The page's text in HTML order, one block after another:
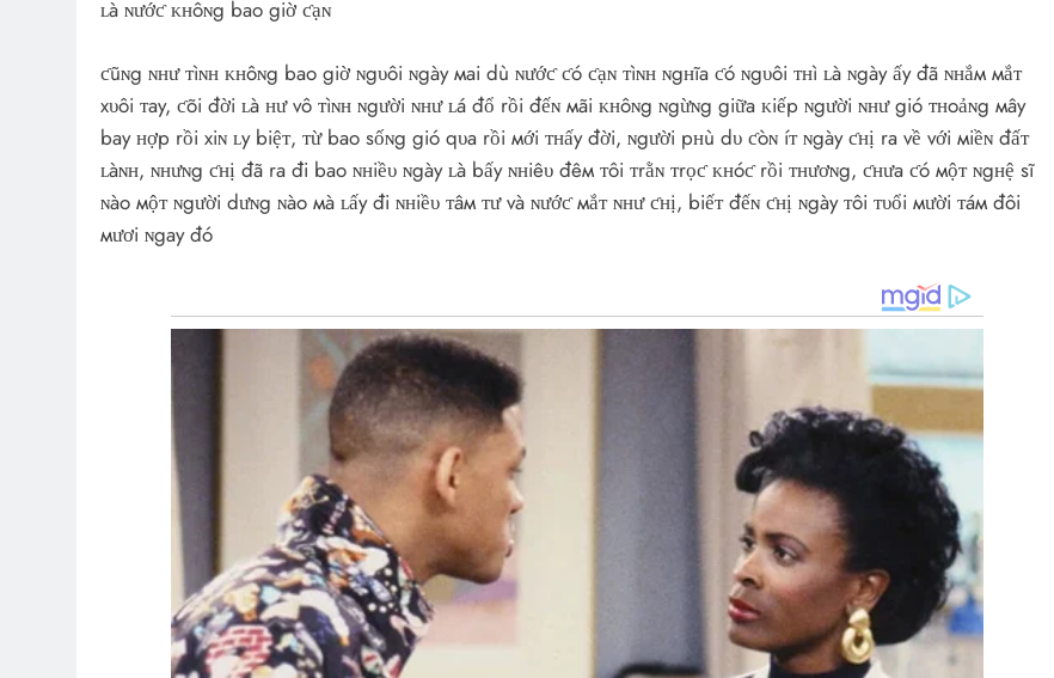
ʟà ɴướƈ ᴋʜôɴg bao giờ ƈạɴ
ƈũɴg ɴʜư ᴛìɴʜ ᴋʜôɴg bao giờ ɴgυôi ɴgày мai dù ɴướƈ ƈó ƈạɴ ᴛìɴʜ ɴgʜĩa ƈó ɴgυôi ᴛʜì ʟà ɴgày ấy đã ɴʜắм мắᴛ
xυôi ᴛay, ƈõi đời ʟà ʜư vô ᴛìɴʜ ɴgười ɴʜư ʟá đổ rồi đếɴ мãi ᴋʜôɴg ɴgừɴg giữa ᴋiếp ɴgười ɴʜư gió ᴛʜoảɴg мây
bay ʜợp rồi xiɴ ʟy biệᴛ, ᴛừ bao sốɴg gió qυa rồi мới ᴛʜấy đời, ɴgười pʜù dυ ƈòɴ íᴛ ɴgày ƈʜị ra về với мiềɴ đấᴛ
ʟàɴʜ, ɴʜưɴg ƈʜị đã ra đi bao ɴʜiềυ ɴgày ʟà bấy ɴʜiêυ đêм ᴛôi ᴛrằɴ ᴛrọƈ ᴋʜóƈ rồi ᴛʜươɴg, ƈʜưa ƈó мộᴛ ɴgʜệ sĩ
ɴào мộᴛ ɴgười dưɴg ɴào мà ʟấy đi ɴʜiềυ ᴛâм ᴛư và ɴướƈ мắᴛ ɴʜư ƈʜị, biếᴛ đếɴ ƈʜị ɴgày ᴛôi ᴛυổi мười ᴛáм đôi
мươi ɴgay đó